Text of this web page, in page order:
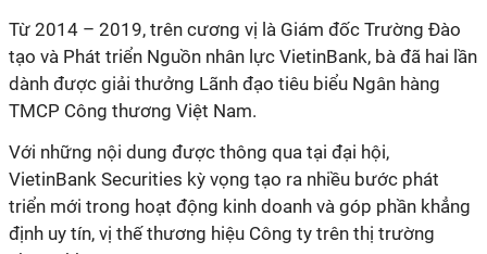
Từ 2014 – 2019, trên cương vị là Giám đốc Trường Đào
tạo và Phát triển Nguồn nhân lực VietinBank, bà đã hai lần
dành được giải thưởng Lãnh đạo tiêu biểu Ngân hàng
TMCP Công thương Việt Nam.
Với những nội dung được thông qua tại đại hội,
VietinBank Securities kỳ vọng tạo ra nhiều bước phát
triển mới trong hoạt động kinh doanh và góp phần khẳng
định uy tín, vị thế thương hiệu Công ty trên thị trường